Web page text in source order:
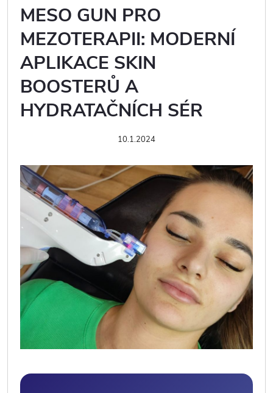
MESO GUN PRO
MEZOTERAPII: MODERNÍ
APLIKACE SKIN
BOOSTERŮ A
HYDRATAČNÍCH SÉR
10.1.2024